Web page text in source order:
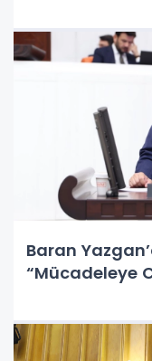
Baran
“Mücadeleye